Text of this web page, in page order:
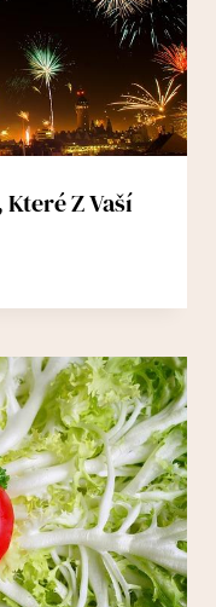
Z Vaší